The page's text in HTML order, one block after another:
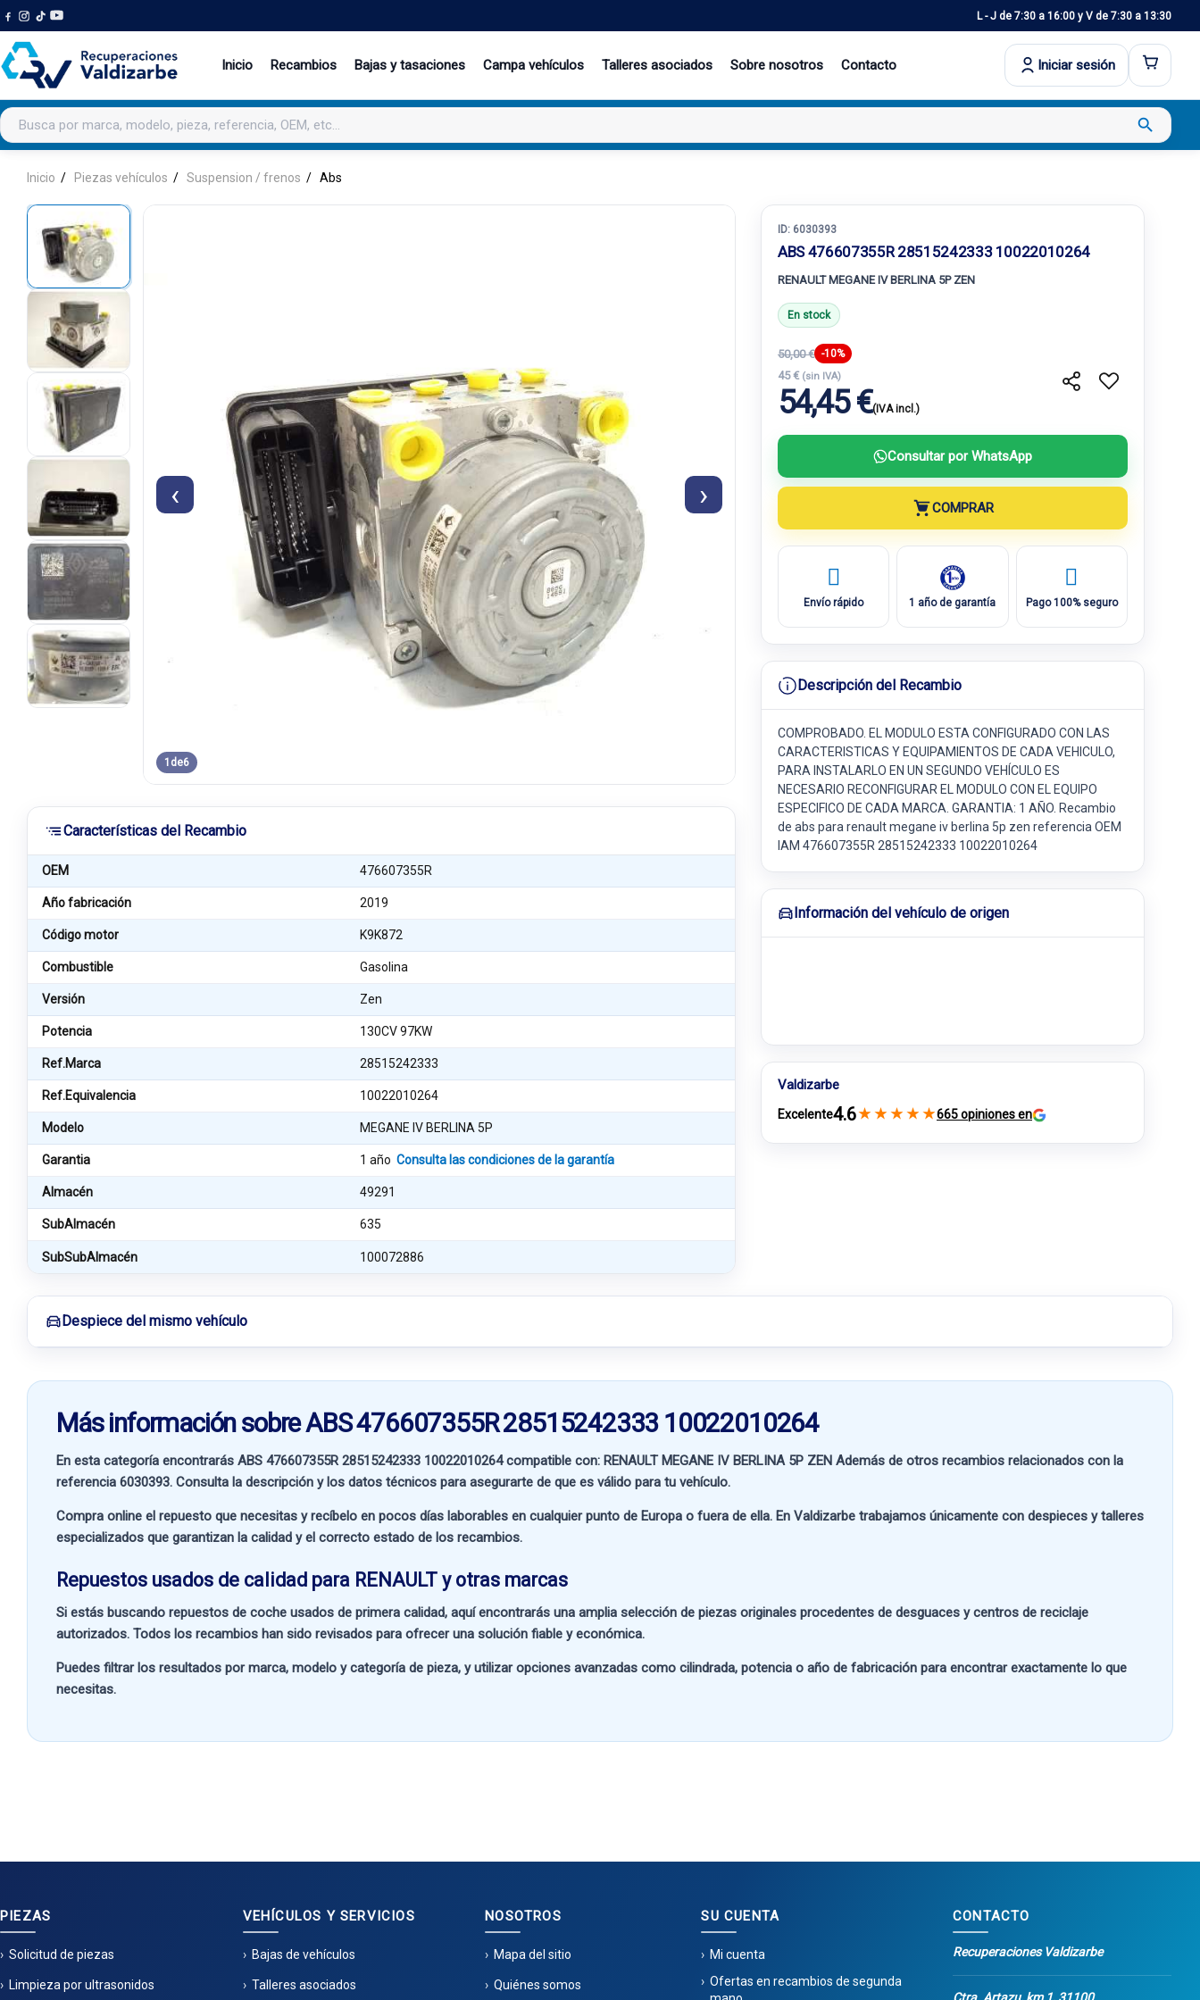
L - J de 7:30 a 16:00 y V de 7:30 a 13:30
Inicio Recambios Bajas y tasaciones Campa vehículos Talleres asociados Sobre nosotros Contacto Iniciar sesión
Buscar productos search
Inicio Piezas vehículos Suspension / frenos Abs
‹ ›
1 de6
Características del Recambio
OEM 476607355R
Año fabricación 2019
Código motor K9K872
Combustible Gasolina
Versión Zen
Potencia 130CV 97KW
Ref.Marca 28515242333
Ref.Equivalencia 10022010264
Modelo MEGANE IV BERLINA 5P
Garantia 1 añoConsulta las condiciones de la garantía
Almacén 49291
SubAlmacén 635
SubSubAlmacén 100072886
ID: 6030393
ABS 476607355R 28515242333 10022010264
RENAULT MEGANE IV BERLINA 5P ZEN
En stock
50,00 € -10%
45 € (sin IVA)
54,45 €(IVA incl.)
Consultar por WhatsApp
COMPRAR
Envío rápido 1 año de garantía Pago 100% seguro
Descripción del Recambio
COMPROBADO. EL MODULO ESTA CONFIGURADO CON LAS
CARACTERISTICAS Y EQUIPAMIENTOS DE CADA VEHICULO,
PARA INSTALARLO EN UN SEGUNDO VEHÍCULO ES
NECESARIO RECONFIGURAR EL MODULO CON EL EQUIPO
ESPECIFICO DE CADA MARCA. GARANTIA: 1 AÑO. Recambio
de abs para renault megane iv berlina 5p zen referencia OEM
IAM 476607355R 28515242333 10022010264
Información del vehículo de origen
Valdizarbe
Excelente4.6★ ★ ★ ★ ★665 opiniones en
Despiece del mismo vehículo
Más información sobre ABS 476607355R 28515242333 10022010264
En esta categoría encontrarás ABS 476607355R 28515242333 10022010264 compatible con: RENAULT MEGANE IV BERLINA 5P ZEN Además de otros recambios relacionados con la
referencia 6030393. Consulta la descripción y los datos técnicos para asegurarte de que es válido para tu vehículo.
Compra online el repuesto que necesitas y recíbelo en pocos días laborables en cualquier punto de Europa o fuera de ella. En Valdizarbe trabajamos únicamente con despieces y talleres
especializados que garantizan la calidad y el correcto estado de los recambios.
Repuestos usados de calidad para RENAULT y otras marcas
Si estás buscando repuestos de coche usados de primera calidad, aquí encontrarás una amplia selección de piezas originales procedentes de desguaces y centros de reciclaje
autorizados. Todos los recambios han sido revisados para ofrecer una solución fiable y económica.
Puedes filtrar los resultados pormarca, modelo y categoría de pieza, y utilizar opciones avanzadas como cilindrada, potencia o año de fabricación para encontrar exactamente lo que
necesitas.
PIEZAS
Solicitud de piezas
Limpieza por ultrasonidos
VEHÍCULOS Y SERVICIOS
Bajas de vehículos
Talleres asociados
NOSOTROS
Mapa del sitio
Quiénes somos
SU CUENTA
Mi cuenta
Ofertas en recambios de segunda
CONTACTO
Recuperaciones Valdizarbe